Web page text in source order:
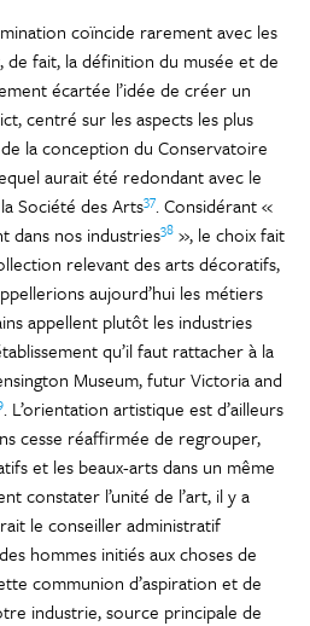
coïncide rarement avec les
fait, la définition du musée et de
écartée l’idée de créer un
centré sur les aspects les plus
la conception du Conservatoire
aurait été redondant avec le
Société des Arts37. Considérant «
dans nos industries38 », le choix fait
relevant des arts décoratifs,
aujourd’hui les métiers
appellent plutôt les industries
qu’il faut rattacher à la
Museum, futur Victoria and
. L’orientation artistique est d’ailleurs
cesse réaffirmée de regrouper,
et les beaux-arts dans un même
constater l’unité de l’art, il y a
le conseiller administratif
hommes initiés aux choses de
communion d’aspiration et de
industrie, source principale de